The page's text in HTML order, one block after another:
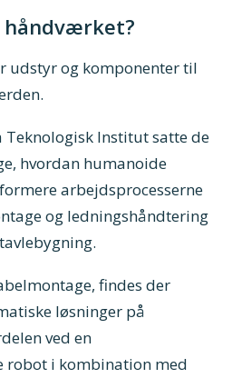
håndværket?
udstyr og komponenter til
Teknologisk Institut satte de
hvordan humanoide
arbejdsprocesserne
og ledningshåndtering
findes der
løsninger på
ved en
robot i kombination med